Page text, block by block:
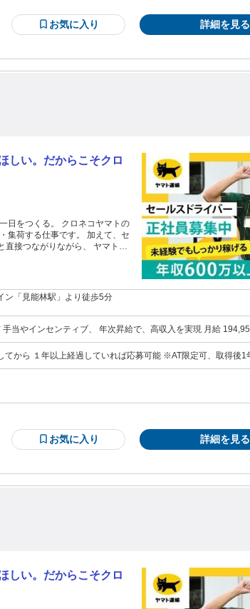
お気に入り 詳細を見る
しい。だからこそクロ
クロネコヤマトの
集荷する仕事です。 加えて、セ
直接つながりながら、 ヤマト運
け、 「社内免許」を取得 ④ド
タート 独り立ち後もチームで協
両に積み込み ●08:30配達・集荷
エリアを巡回し、 集荷・配達を
グ 午後に向けて、 業務進捗と
続き、 エリア内の配達・集荷を
物を下ろし、 大型トラックへ
務が終了 ●19:00退勤
ン「見能林駅」より徒歩5分
センティブ、 年次昇給で、高収入を実現 月給 194,950円～207,190
万円 30歳、残業25時間、独身 入社１年目 月収32万
り 試用期間９か月 試用期間中は本採用と同
過していれば応募可能 ※AT限定可、取得後1年以上 ※未経験
お気に入り 詳細を見る
しい。だからこそクロ